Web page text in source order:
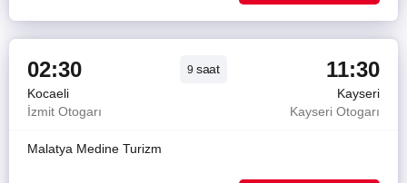
02:30 9 saat 11:30
Kocaeli
Kayseri
İzmit Otogarı
Kayseri Otogarı
Malatya Medine Turizm